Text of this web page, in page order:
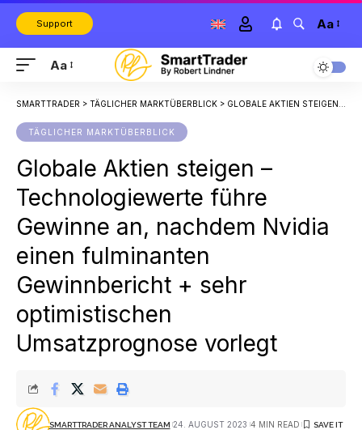
Support Aa
Aa
SMARTTRADER > TÄGLICHER MARKTÜBERBLICK > GLOBALE AKTIEN STEIGEN – TECHNOLOGIEWERTE FÜHRE GEWINNE AN, NACHDEM NVIDIA EINEN FULMINANTEN GEWINNBERICHT + SEHR OPTIMISTISCHEN UMSATZPROGNOSE VORLEGT
TÄGLICHER MARKTÜBERBLICK
Globale Aktien steigen –
Technologiewerte führe
Gewinne an, nachdem Nvidia
einen fulminanten
Gewinnbericht + sehr
optimistischen
Umsatzprognose vorlegt
SMARTTRADER ANALYST TEAM 24. AUGUST 2023 4 MIN READ